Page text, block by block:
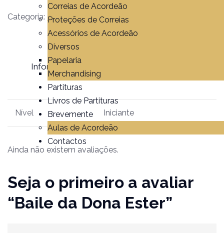
Correias de Acordeão
Proteções de Correias
Acessórios de Acordeão
Diversos
Papelaria
Merchandising
Partituras
Livros de Partituras
Brevemente
Aulas de Acordeão
Contactos
Categoria: Partituras
Informação adicional
Nível Iniciante
Ainda não existem avaliações.
Seja o primeiro a avaliar
“Baile da Dona Ester”